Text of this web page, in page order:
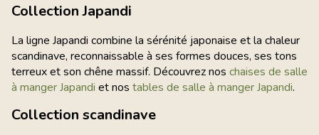
Collection Japandi
La ligne Japandi combine la sérénité japonaise et la chaleur
scandinave, reconnaissable à ses formes douces, ses tons
terreux et son chêne massif. Découvrez nos chaises de salle
à manger Japandi et nos tables de salle à manger Japandi.
Collection scandinave